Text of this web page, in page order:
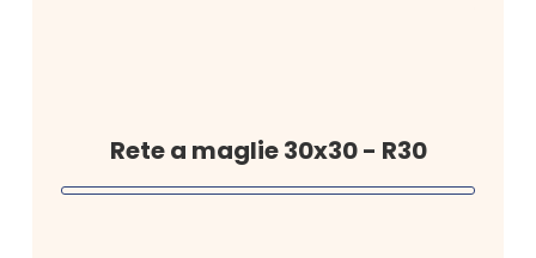
Rete a maglie 30x30 - R30